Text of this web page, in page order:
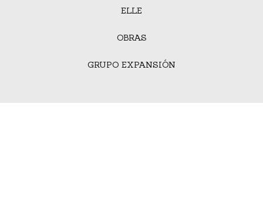
ELLE
OBRAS
GRUPO EXPANSIÓN